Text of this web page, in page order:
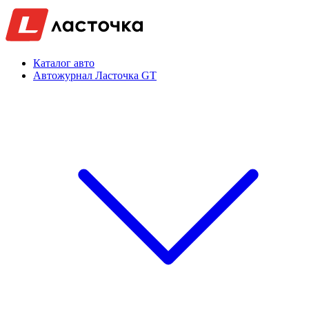
Каталог авто
Автожурнал Ласточка GT